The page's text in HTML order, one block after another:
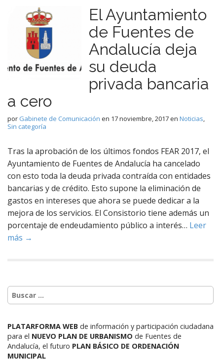
El Ayuntamiento
de Fuentes de
Andalucía deja
su deuda
privada bancaria
a cero
por Gabinete de Comunicación en 17 noviembre, 2017en Noticias,
Sin categoría
Tras la aprobación de los últimos fondos FEAR 2017, el
Ayuntamiento de Fuentes de Andalucía ha cancelado
con esto toda la deuda privada contraída con entidades
bancarias y de crédito. Esto supone la eliminación de
gastos en intereses que ahora se puede dedicar a la
mejora de los servicios. El Consistorio tiene además un
porcentaje de endeudamiento público a interés… Leer
más →
PLATARFORMA WEB de información y participación ciudadana
para el NUEVO PLAN DE URBANISMO de Fuentes de
Andalucía, el futuro PLAN BÁSICO DE ORDENACIÓN
MUNICIPAL